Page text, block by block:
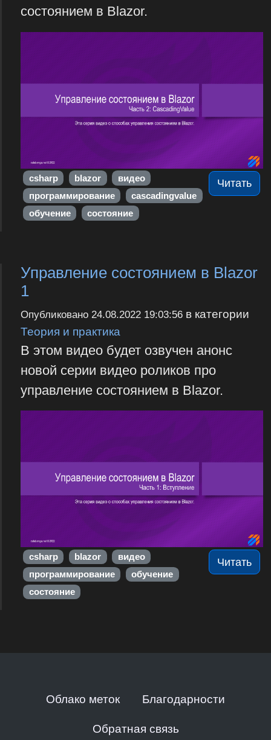
состоянием в Blazor.
Читать
csharp blazor
видео
программирование
cascadingvalue
обучение
состояние
Управление состоянием в Blazor
1
Опубликовано 24.08.2022 19:03:56в категории
Теория и практика
В этом видео будет озвучен анонс
новой серии видео роликов про
управление состоянием в Blazor.
Читать
csharp blazor
видео
программирование
обучение
состояние
Облако меток Благодарности
Обратная связь